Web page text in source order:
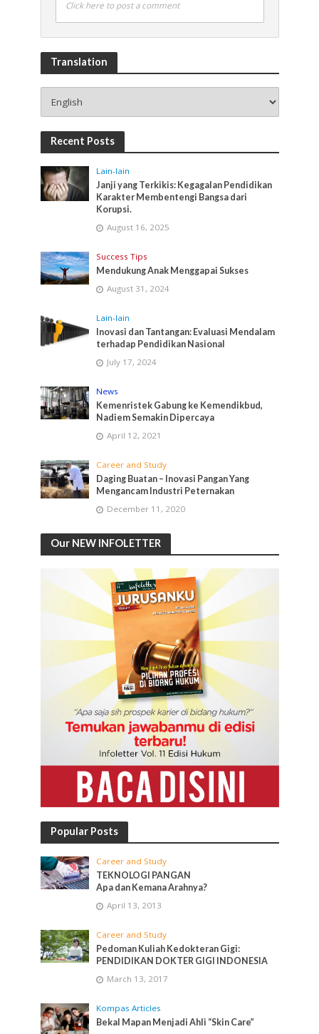
Click here to post a comment
Translation
Recent Posts
Lain-lain
Janji yang Terkikis: Kegagalan Pendidikan
Karakter Membentengi Bangsa dari
Korupsi.
August 16, 2025
Success Tips
Mendukung Anak Menggapai Sukses
August 31, 2024
Lain-lain
Inovasi dan Tantangan: Evaluasi Mendalam
terhadap Pendidikan Nasional
July 17, 2024
News
Kemenristek Gabung ke Kemendikbud,
Nadiem Semakin Dipercaya
April 12, 2021
Career and Study
Daging Buatan – Inovasi Pangan Yang
Mengancam Industri Peternakan
December 11, 2020
Our NEW INFOLETTER
Popular Posts
Career and Study
TEKNOLOGI PANGAN
Apa dan Kemana Arahnya?
April 13, 2013
Career and Study
Pedoman Kuliah Kedokteran Gigi:
PENDIDIKAN DOKTER GIGI INDONESIA
March 13, 2017
Kompas Articles
Bekal Mapan Menjadi Ahli “Skin Care”